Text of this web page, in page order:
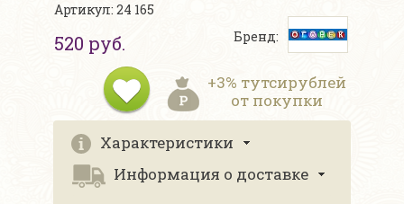
Артикул: 24 165
520 руб. Бренд:
+3% тутсирублей
от покупки
Характеристики
Информация о доставке